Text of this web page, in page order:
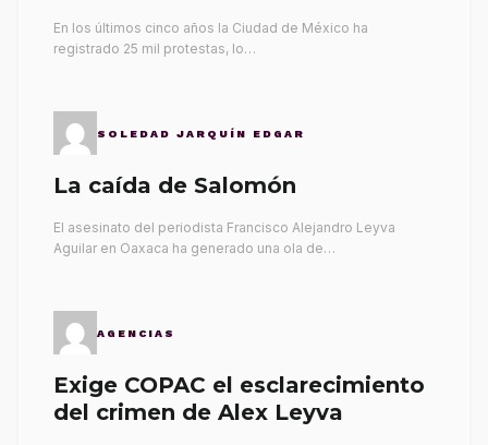
En los últimos cinco años la Ciudad de México ha
registrado 25 mil protestas, lo…
SOLEDAD JARQUÍN EDGAR
La caída de Salomón
El asesinato del periodista Francisco Alejandro Leyva
Aguilar en Oaxaca ha generado una ola de…
AGENCIAS
Exige COPAC el esclarecimiento
del crimen de Alex Leyva